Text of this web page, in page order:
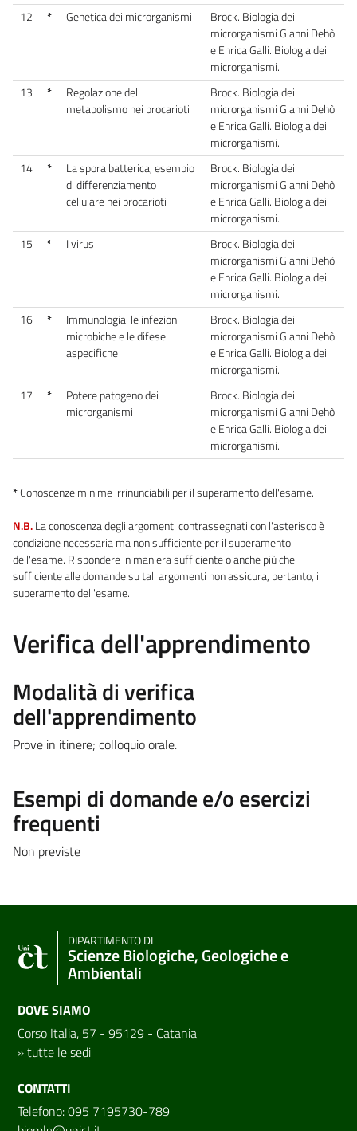
12
* Genetica dei microrganismi
Brock. Biologia dei
microrganismi Gianni Dehò
e Enrica Galli. Biologia dei
microrganismi.
13
*
Regolazione del
metabolismo nei procarioti
Brock. Biologia dei
microrganismi Gianni Dehò
e Enrica Galli. Biologia dei
microrganismi.
14
*
La spora batterica, esempio
di differenziamento
cellulare nei procarioti
Brock. Biologia dei
microrganismi Gianni Dehò
e Enrica Galli. Biologia dei
microrganismi.
15
* I virus
Brock. Biologia dei
microrganismi Gianni Dehò
e Enrica Galli. Biologia dei
microrganismi.
16
*
Immunologia: le infezioni
microbiche e le difese
aspecifiche
Brock. Biologia dei
microrganismi Gianni Dehò
e Enrica Galli. Biologia dei
microrganismi.
17
*
Potere patogeno dei
microrganismi
Brock. Biologia dei
microrganismi Gianni Dehò
e Enrica Galli. Biologia dei
microrganismi.
*Conoscenze minime irrinunciabili per il superamento dell'esame.
N.B.La conoscenza degli argomenti contrassegnati con l'asterisco è
condizione necessaria ma non sufficiente per il superamento
dell'esame. Rispondere in maniera sufficiente o anche più che
sufficiente alle domande su tali argomenti non assicura, pertanto, il
superamento dell'esame.
Verifica dell'apprendimento
Modalità di verifica
dell'apprendimento
Prove in itinere; colloquio orale.
Esempi di domande e/o esercizi
frequenti
Non previste
DIPARTIMENTO DI
Scienze Biologiche, Geologiche e
Ambientali
DOVE SIAMO
Corso Italia, 57 - 95129 - Catania
»tutte le sedi
CONTATTI
Telefono: 095 7195730-789